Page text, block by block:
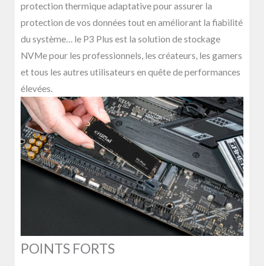
protection thermique adaptative pour assurer la
protection de vos données tout en améliorant la fiabilité
du système… le P3 Plus est la solution de stockage
NVMe pour les professionnels, les créateurs, les gamers
et tous les autres utilisateurs en quête de performances
élevées.
POINTS FORTS